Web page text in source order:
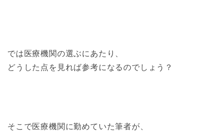
では医療機関の選ぶにあたり、
どうした点を見れば参考になるのでしょう？
そこで医療機関に勤めていた筆者が、